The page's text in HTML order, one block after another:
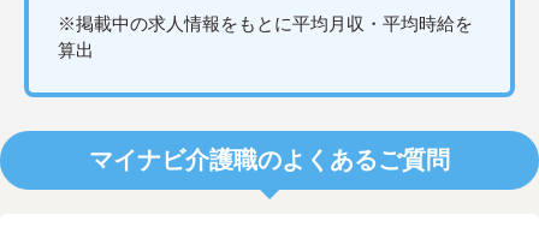
※掲載中の求人情報をもとに平均月収・平均時給を
算出
マイナビ介護職のよくあるご質問